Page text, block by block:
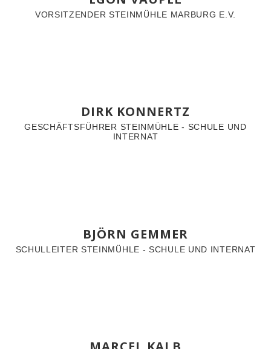
VORSITZENDER STEINMÜHLE MARBURG E.V.
DIRK KONNERTZ
GESCHÄFTSFÜHRER STEINMÜHLE - SCHULE UND
INTERNAT
BJÖRN GEMMER
SCHULLEITER STEINMÜHLE - SCHULE UND INTERNAT